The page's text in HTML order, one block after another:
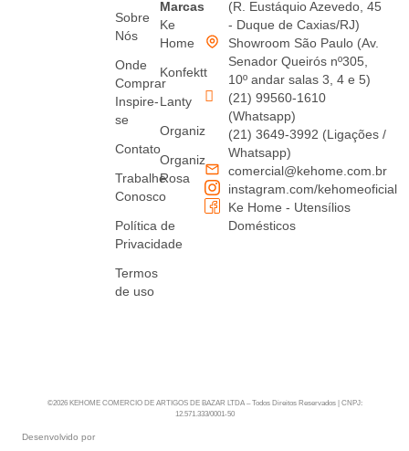
Sobre
Nós
Onde
Comprar
Inspire-
se
Contato
Trabalhe
Conosco
Política de
Privacidade
Termos
de uso
Marcas
Ke
Home
Konfektt
Lanty
Organiz
Organiz
Rosa
(R. Eustáquio Azevedo, 45
- Duque de Caxias/RJ)
Showroom São Paulo (Av.
Senador Queirós nº305,
10º andar salas 3, 4 e 5)
(21) 99560-1610
(Whatsapp)
(21) 3649-3992 (Ligações /
Whatsapp)
comercial@kehome.com.br
instagram.com/kehomeoficial
Ke Home - Utensílios
Domésticos
Desenvolvido por
©2026 KEHOME COMERCIO DE ARTIGOS DE BAZAR LTDA – Todos Direitos Reservados | CNPJ:
12.571.333/0001-50